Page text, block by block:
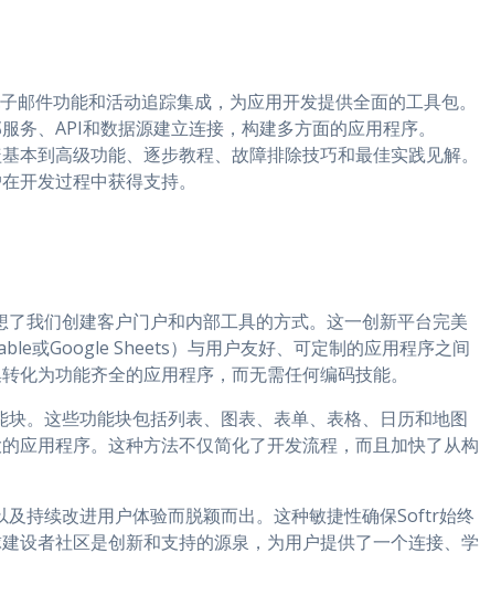
邮件功能和活动追踪集成，为应用开发提供全面的工具包。
务、API和数据源建立连接，构建多方面的应用程序。
本到高级功能、逐步教程、故障排除技巧和最佳实践见解。
开发过程中获得支持。
我们创建客户门户和内部工具的方式。这一创新平台完美
或Google Sheets）与用户友好、可定制的应用程序之间
化为功能齐全的应用程序，而无需任何编码技能。
。这些功能块包括列表、图表、表单、表格、日历和地图
应用程序。这种方法不仅简化了开发流程，而且加快了从构
持续改进用户体验而脱颖而出。这种敏捷性确保Softr始终
设者社区是创新和支持的源泉，为用户提供了一个连接、学